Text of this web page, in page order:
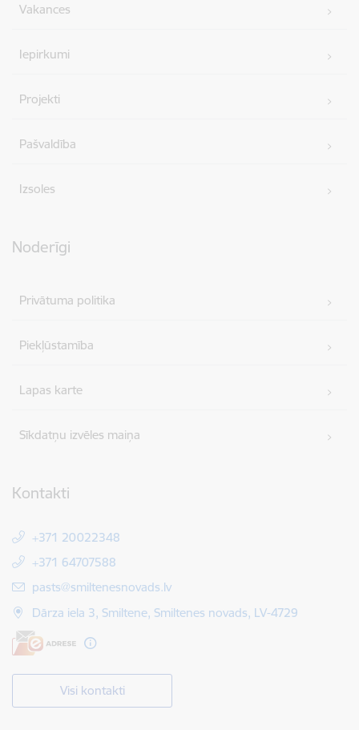
Vakances
Iepirkumi
Projekti
Pašvaldība
Izsoles
Noderīgi
Privātuma politika
Piekļūstamība
Lapas karte
Sīkdatņu izvēles maiņa
Kontakti
+371 20022348
+371 64707588
E-pasts:
pasts@smiltenesnovads.lv
Dārza iela 3, Smiltene, Smiltenes novads, LV-4729
Visi kontakti